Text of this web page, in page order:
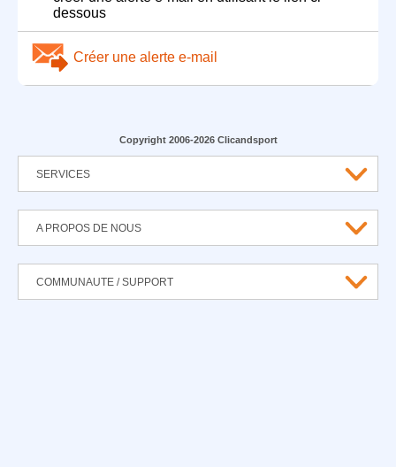
dessous
Créer une alerte e-mail
Copyright 2006-2026 Clicandsport
SERVICES
A PROPOS DE NOUS
COMMUNAUTE / SUPPORT